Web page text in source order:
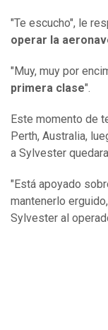
"Te escucho", le
operar la
"Muy, muy por
primera clase".
Este momento de
Perth, Australia,
a Sylvester quedara
"Está apoyado
mantenerlo
Sylvester al